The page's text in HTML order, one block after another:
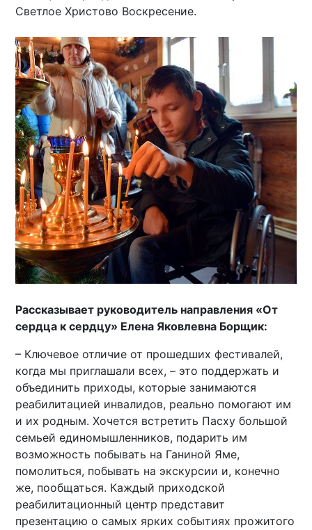
Светлое Христово Воскресение.
Рассказывает руководитель направления «От
сердца к сердцу» Елена Яковлевна Борщик:
– Ключевое отличие от прошедших фестивалей,
когда мы приглашали всех, – это поддержать и
объединить приходы, которые занимаются
реабилитацией инвалидов, реально помогают им
и их родным. Хочется встретить Пасху большой
семьей единомышленников, подарить им
возможность побывать на Ганиной Яме,
помолиться, побывать на экскурсии и, конечно
же, пообщаться. Каждый приходской
реабилитационный центр представит
презентацию о самых ярких событиях прожитого